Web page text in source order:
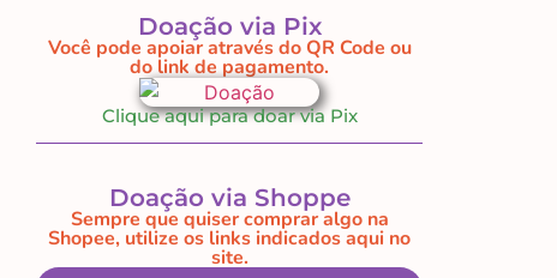
Doação via Pix
Você pode apoiar através do QR Code ou
do link de pagamento.
Clique aqui para doar via Pix
Doação via Shoppe
Sempre que quiser comprar algo na
Shopee, utilize os links indicados aqui no
site.